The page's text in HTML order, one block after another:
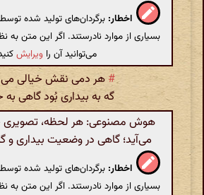
اخطار: برگردان‌های تولید شده
بسیاری از موارد نادرستند. اگر این متن
می‌توانید آن را ویرایش
# هر دمی نقش خیالی
گه به بیداری بُود گاهی
هوش مصنوعی: هر لحظه، تصویری
می‌آید؛ گاهی در وضعیت بیداری و
اخطار: برگردان‌های تولید شده
بسیاری از موارد نادرستند. اگر این متن